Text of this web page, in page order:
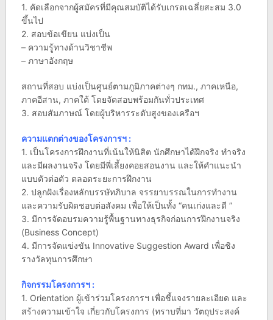
1. คัดเลือกจากผู้สมัครที่มีคุณสมบัติได้รับเกรดเฉลี่ยสะสม 3.0
ขึ้นไป
2. สอบข้อเขียน แบ่งเป็น
– ความรู้ทางด้านวิชาชีพ
– ภาษาอังกฤษ
สถานที่สอบ แบ่งเป็นศูนย์ตามภูมิภาคต่างๆ กทม., ภาคเหนือ,
ภาคอีสาน, ภาคใต้ โดยจัดสอบพร้อมกันทั่วประเทศ
3. สอบสัมภาษณ์ โดยผู้บริหารระดับสูงของเครือฯ
ความแตกต่างของโครงการฯ :
1. เป็นโครงการฝึกงานที่เน้นให้นิสิต นักศึกษาได้ฝึกจริง ทำจริง
และมีผลงานจริง โดยมีพี่เลี้ยงคอยสอนงาน และให้คำแนะนำ
แบบตัวต่อตัว ตลอดระยะการฝึกงาน
2. ปลูกฝังเรื่องหลักบรรษัทภิบาล จรรยาบรรณในการทำงาน
และความรับผิดชอบต่อสังคม เพื่อให้เป็นทั้ง “คนเก่งและดี ”
3. มีการจัดอบรมความรู้พื้นฐานทางธุรกิจก่อนการฝึกงานจริง
(Business Concept)
4. มีการจัดแข่งขัน Innovative Suggestion Award เพื่อชิง
รางวัลทุนการศึกษา
กิจกรรมโครงการฯ :
1. Orientation ผู้เข้าร่วมโครงการฯ เพื่อชี้แจงรายละเอียด และ
สร้างความเข้าใจ เกี่ยวกับโครงการ (ทราบที่มา วัตถุประสงค์